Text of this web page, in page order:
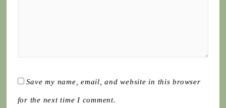
Save my name, email, and website in this browser
for the next time I comment.